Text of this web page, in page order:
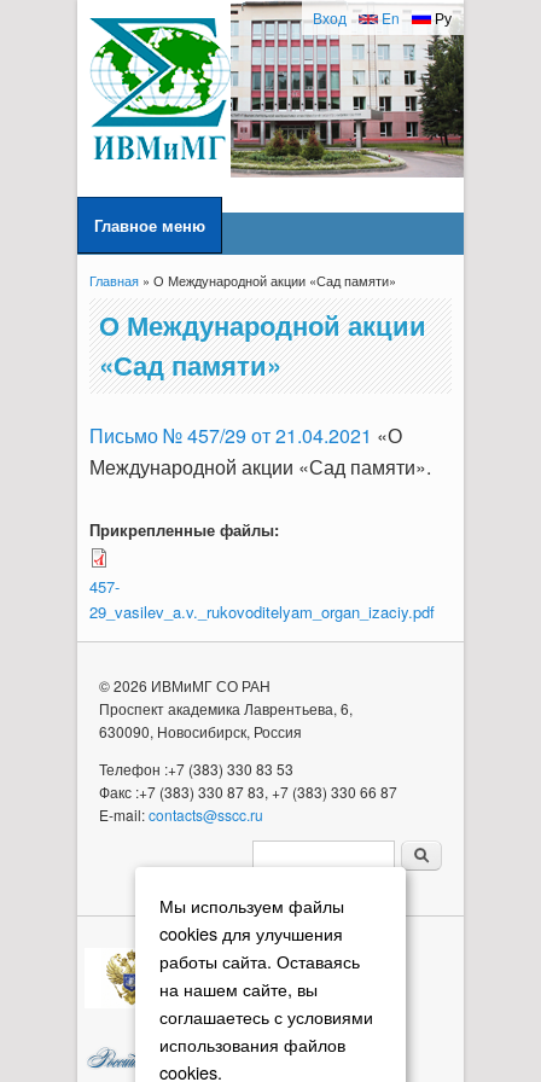
Ру
En
Вход
Главное меню
Вы здесь
Главная» О Международной акции «Сад памяти»
О Международной акции
«Сад памяти»
Письмо № 457/29 от 21.04.2021 «О
Международной акции «Сад памяти».
Прикрепленные файлы:
457-
29_vasilev_a.v._rukovoditelyam_organ_izaciy.pdf
Мы используем файлы
cookies для улучшения
работы сайта. Оставаясь
на нашем сайте, вы
соглашаетесь с условиями
использования файлов
cookies.
© 2026 ИВМиМГ СО РАН
Проспект академика Лаврентьева, 6,
630090, Новосибирск, Россия
Телефон :+7 (383) 330 83 53
Факс :+7 (383) 330 87 83, +7 (383) 330 66 87
E-mail:contacts@sscc.ru
Форма поиска